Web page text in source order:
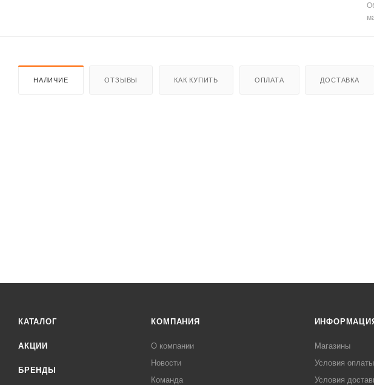
НАЛИЧИЕ ОТЗЫВЫ КАК КУПИТЬ ОПЛАТА ДОСТАВКА
КАТАЛОГ
АКЦИИ
БРЕНДЫ
КОМПАНИЯ
О компании
Новости
Команда
Магазины
Условия оплаты
Условия